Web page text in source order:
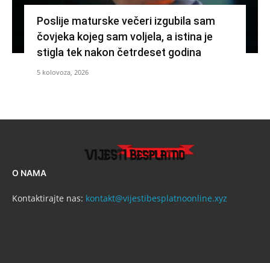
Poslije maturske večeri izgubila sam
čovjeka kojeg sam voljela, a istina je
stigla tek nakon četrdeset godina
5 kolovoza, 2026
O NAMA
Kontaktirajte nas: kontakt@vijestibesplatnoonline.xyz